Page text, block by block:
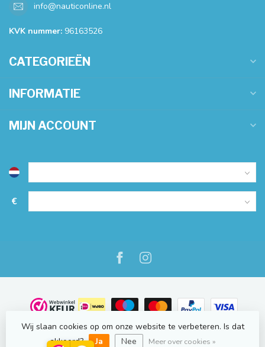
info@nauticonline.nl
KVK nummer: 96163526
CATEGORIEËN
INFORMATIE
MIJN ACCOUNT
€
© Copyright 2026 NauticOnline.nl- Powered byLightspeed-
Lightspeed design
Dyvelopment
Wij slaan cookies op om onze website te verbeteren. Is dat
akkoord?
Ja Nee Meer over cookies »